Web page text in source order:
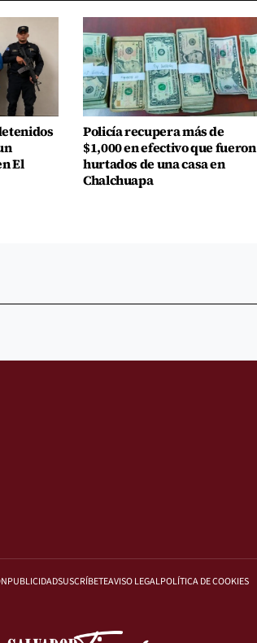
El
Policía recupera más de
$1,000 en efectivo que fueron
hurtados de una casa en
Chalchuapa
PUBLICIDADSUSCRÍBETEAVISO LEGALPOLÍTICA DE COOKIES